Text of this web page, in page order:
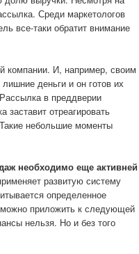
Среди маркетологов
все-таки обратит внимание
компании. И, например, своим
деньги и он готов их
в преддверии
заставит отреагировать
небольшие моменты
необходимо еще активней
развитую систему
определенное
можно приложить к следующей
нельзя. Но и без того